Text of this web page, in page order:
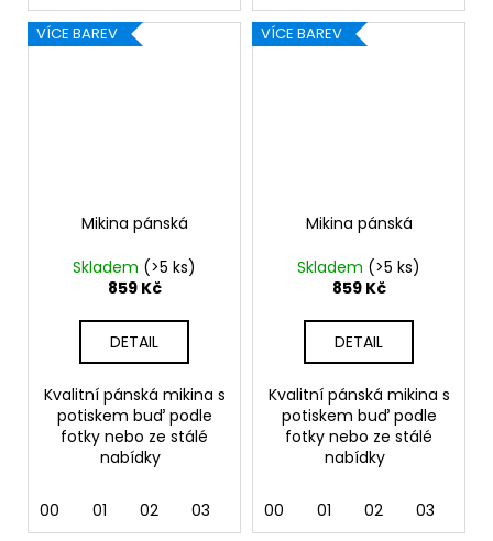
VÍCE BAREV
Mikina pánská
Skladem (>5 ks)
859 Kč
DETAIL
Kvalitní pánská mikina s
potiskem buď podle
fotky nebo ze stálé
nabídky
00 01 02 03 06 07
VÍCE BAREV
Mikina pánská
Skladem (>5 ks)
859 Kč
DETAIL
Kvalitní pánská mikina s
potiskem buď podle
fotky nebo ze stálé
nabídky
00 01 02 03